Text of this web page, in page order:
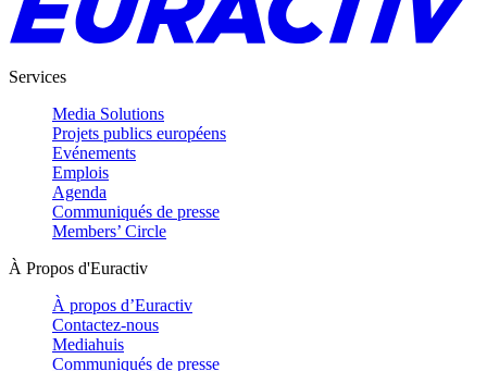
Services
Media Solutions
Projets publics européens
Evénements
Emplois
Agenda
Communiqués de presse
Members’ Circle
À Propos d'Euractiv
À propos d’Euractiv
Contactez-nous
Mediahuis
Communiqués de presse